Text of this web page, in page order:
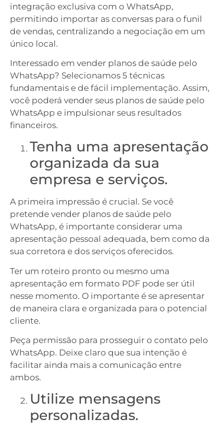
integração exclusiva com o WhatsApp,
permitindo importar as conversas para o funil
de vendas, centralizando a negociação em um
único local.
Interessado em vender planos de saúde pelo
WhatsApp? Selecionamos 5 técnicas
fundamentais e de fácil implementação. Assim,
você poderá vender seus planos de saúde pelo
WhatsApp e impulsionar seus resultados
financeiros.
Tenha uma apresentação
organizada da sua
empresa e serviços.
A primeira impressão é crucial. Se você
pretende vender planos de saúde pelo
WhatsApp, é importante considerar uma
apresentação pessoal adequada, bem como da
sua corretora e dos serviços oferecidos.
Ter um roteiro pronto ou mesmo uma
apresentação em formato PDF pode ser útil
nesse momento. O importante é se apresentar
de maneira clara e organizada para o potencial
cliente.
Peça permissão para prosseguir o contato pelo
WhatsApp. Deixe claro que sua intenção é
facilitar ainda mais a comunicação entre
ambos.
Utilize mensagens
personalizadas.